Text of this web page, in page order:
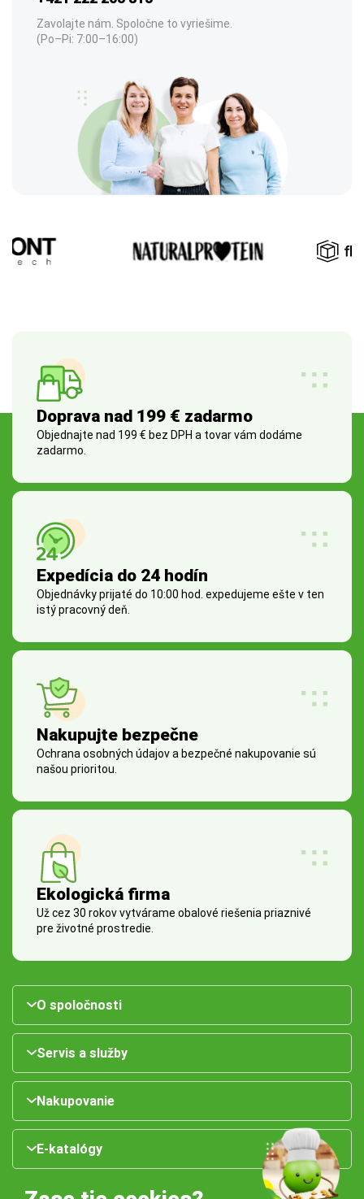
Zavolajte nám. Spoločne to vyriešime.
(Po–Pi: 7:00–16:00)
Doprava nad 199 € zadarmo
Objednajte nad 199 € bez DPH a tovar vám dodáme
zadarmo.
Expedícia do 24 hodín
Objednávky prijaté do 10:00 hod. expedujeme ešte v ten
istý pracovný deň.
Nakupujte bezpečne
Ochrana osobných údajov a bezpečné nakupovanie sú
našou prioritou.
Ekologická firma
Už cez 30 rokov vytvárame obalové riešenia priaznivé
pre životné prostredie.
O spoločnosti
Servis a služby
Nakupovanie
E-katalógy